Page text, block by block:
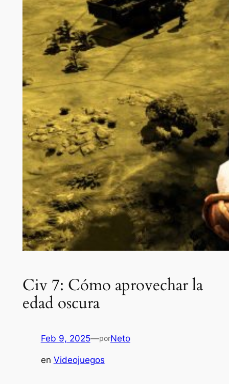
Civ 7: Cómo aprovechar la
edad oscura
Feb 9, 2025—porNeto
en Videojuegos